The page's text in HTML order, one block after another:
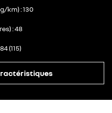
km) 130
48
84 (115)